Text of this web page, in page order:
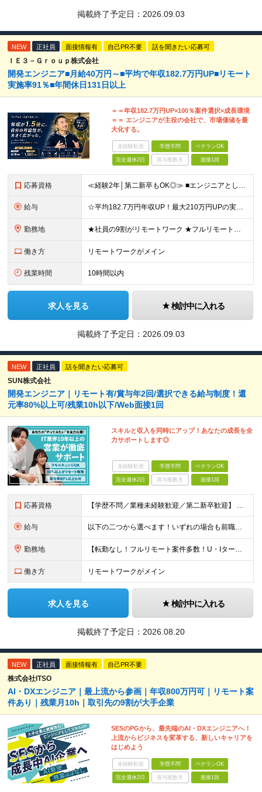
掲載終了予定日： 2026.09.03
NEW 正社員 面接情報有 自己PR不要 話を聞きたい応募可
ＩＥ３－Ｇｒｏｕｐ株式会社
開発エンジニア■月給40万円～■平均で年収182.7万円UP■リモート
実施率91％■年間休⽇131⽇以上
＝＝年収182.7万円UP×100％案件選択×成長環境
＝＝ エンジニアが主役の会社で、市場価値を最
大化する。
未経験歓迎 学歴不問 ベテランOK
完全週休2日 賞与複数月 面接1回
応募資格 ≪経験2年│第二新卒もOK◎≫ ■エンジニアとして実務経験をお持ちの方（2年以上） ■学歴不問 ＼意欲重視の採用です／ 「経歴に自信がない」という方も、 "今後挑戦したいこと""スキルアップしたいこ
給与 ☆平均182.7万円年収UP！最大210万円UPの実績もあり ☆スキルにより月給100万円スタートも可能◎ 月給40万円～100万円＋決算賞与＋各種手当 ～給与イメージ～ ■経験2年以上…月給40
勤務地 ★社員の9割がリモートワーク ★フルリモート案件もあり ★地方からの応募も歓迎！／転居を伴う転勤なし 東京23区を中心としたプロジェクト先での勤務です。 ～～～～～～～～～～～ 【東京⇒地方へUタ
働き方 リモートワークがメイン
残業時間 10時間以内
求人を見る 検討中に入れる
掲載終了予定日： 2026.09.03
NEW 正社員 話を聞きたい応募可
SUN株式会社
開発エンジニア｜リモート有/賞与年2回/選択できる給与制度！還
元率80%以上可/残業10h以下/Web面接1回
スキルと収入を同時にアップ！あなたの成長を全
力サポートします◎
未経験歓迎 学歴不問 ベテランOK
完全週休2日 賞与複数月 面接1回
応募資格 【学歴不問／業種未経験歓迎／第二新卒歓迎】 ■IT・システムエンジニアの実務経験をお持ちの方※工程や使用言語、経験年数は不問 ◎転職回数は不問 ＼下記のような方にオススメ／ ・安定した収入を得たい方
給与 以下の二つから選べます！いずれの場合も前職の給与を考盛し給与シミュレーションを作成します。 【プロセス型（コツコツ給与を上げたい方向け）】 ■月給25万円～50万円 ※年齢や社歴、仕事の取り組み姿勢
勤務地 【転勤なし！フルリモート案件多数！U・Iターン歓迎】 一都三県を中心に豊富な案件を保有しております！ 東京・愛知・大阪・広島・福岡・新潟の 各プロジェクト先または自社拠点 ※勤務地は希望を考慮します
働き方 リモートワークがメイン
求人を見る 検討中に入れる
掲載終了予定日： 2026.08.20
NEW 正社員 面接情報有 自己PR不要
株式会社ITSO
AI・DXエンジニア｜最上流から参画｜年収800万円可｜リモート案
件あり｜残業月10h｜取引先の9割が大手企業
SESのPGから、最先端のAI・DXエンジニアへ！
上流からビジネスを変革する、新しいキャリアを
はじめよう
未経験歓迎 学歴不問 ベテランOK
完全週休2日 賞与複数月 面接1回